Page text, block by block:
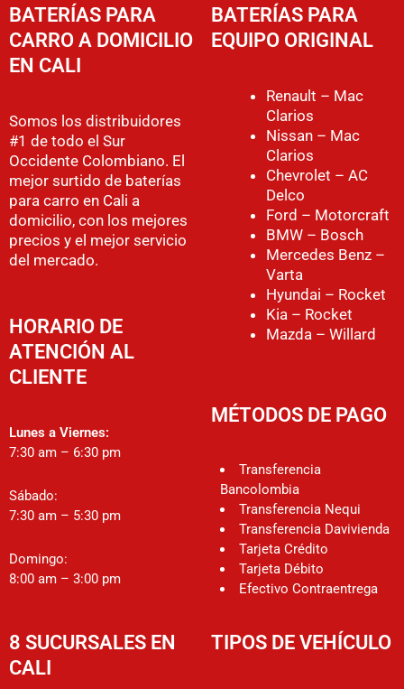
BATERÍAS PARA
CARRO A DOMICILIO
EN CALI
Somos los distribuidores
#1 de todo el Sur
Occidente Colombiano. El
mejor surtido de baterías
para carro en Cali a
domicilio, con los mejores
precios y el mejor servicio
del mercado.
HORARIO DE
ATENCIÓN AL
CLIENTE
Lunes a Viernes:
7:30 am – 6:30 pm
Sábado:
7:30 am – 5:30 pm
Domingo:
8:00 am – 3:00 pm
BATERÍAS PARA
EQUIPO ORIGINAL
Renault – Mac
Clarios
Nissan – Mac
Clarios
Chevrolet – AC
Delco
Ford – Motorcraft
BMW – Bosch
Mercedes Benz –
Varta
Hyundai – Rocket
Kia – Rocket
Mazda – Willard
MÉTODOS DE PAGO
Transferencia
Bancolombia
Transferencia Nequi
Transferencia Davivienda
Tarjeta Crédito
Tarjeta Débito
Efectivo Contraentrega
8 SUCURSALES EN
CALI
TIPOS DE VEHÍCULO